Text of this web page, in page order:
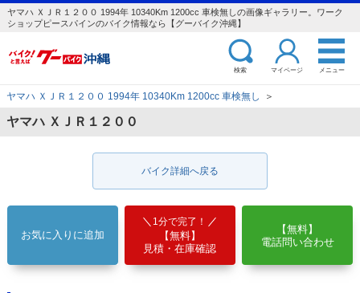
ヤマハ ＸＪＲ１２００ 1994年 10340Km 1200cc 車検無しの画像ギャラリー。ワーク
ショップピースパインのバイク情報なら【グーバイク沖縄】
検索 マイページ メニュー
ヤマハ ＸＪＲ１２００ 1994年 10340Km 1200cc 車検無し ＞
ヤマハ ＸＪＲ１２００
バイク詳細へ戻る
お気に入りに追加
1分で完了！
【無料】
見積・在庫確認
【無料】
電話問い合わせ